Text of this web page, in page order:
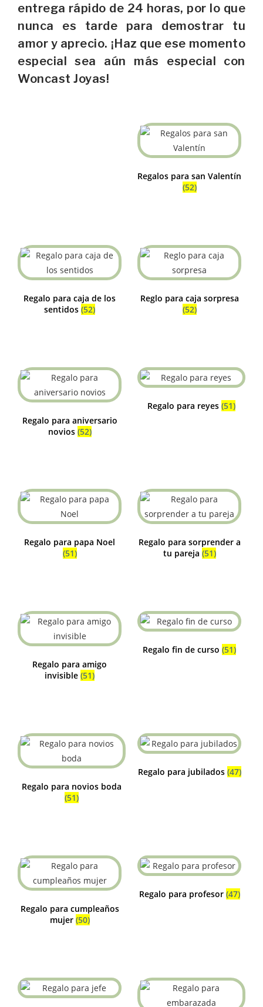
entrega rápido de 24 horas, por lo que
nunca es tarde para demostrar tu
amor y aprecio. ¡Haz que ese momento
especial sea aún más especial con
Woncast Joyas!
Regalos para san Valentín
(52)
Regalo para caja de los
sentidos (52)
Reglo para caja sorpresa
(52)
Regalo para aniversario
novios (52)
Regalo para reyes (51)
Regalo para papa Noel
(51)
Regalo para sorprender a
tu pareja (51)
Regalo para amigo
invisible (51)
Regalo fin de curso (51)
Regalo para novios boda
(51)
Regalo para jubilados (47)
Regalo para cumpleaños
mujer (50)
Regalo para profesor (47)